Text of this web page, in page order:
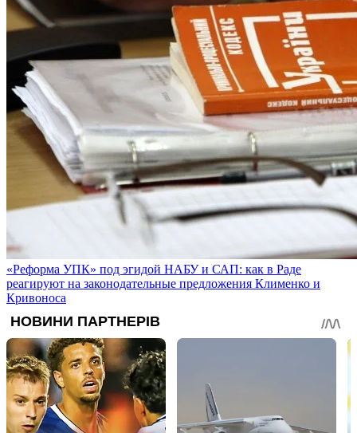
«Реформа УПК» под эгидой НАБУ и САП: как в Раде
реагируют на законодательные предложения Клименко и
Кривоноса